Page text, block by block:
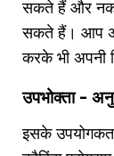
सकते हैं और
सकते हैं। आप
करके भी अपनी
उपभोक्ता -
इसके